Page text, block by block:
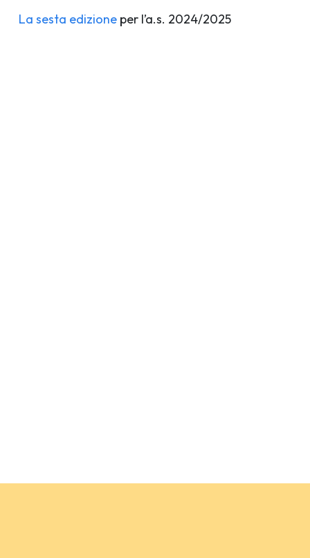
La sesta edizione per l’a.s. 2024/2025